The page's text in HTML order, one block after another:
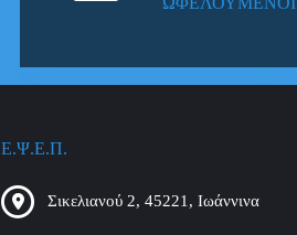
Ε.Ψ.Ε.Π.
Σικελιανού 2, 45221, Ιωάννινα